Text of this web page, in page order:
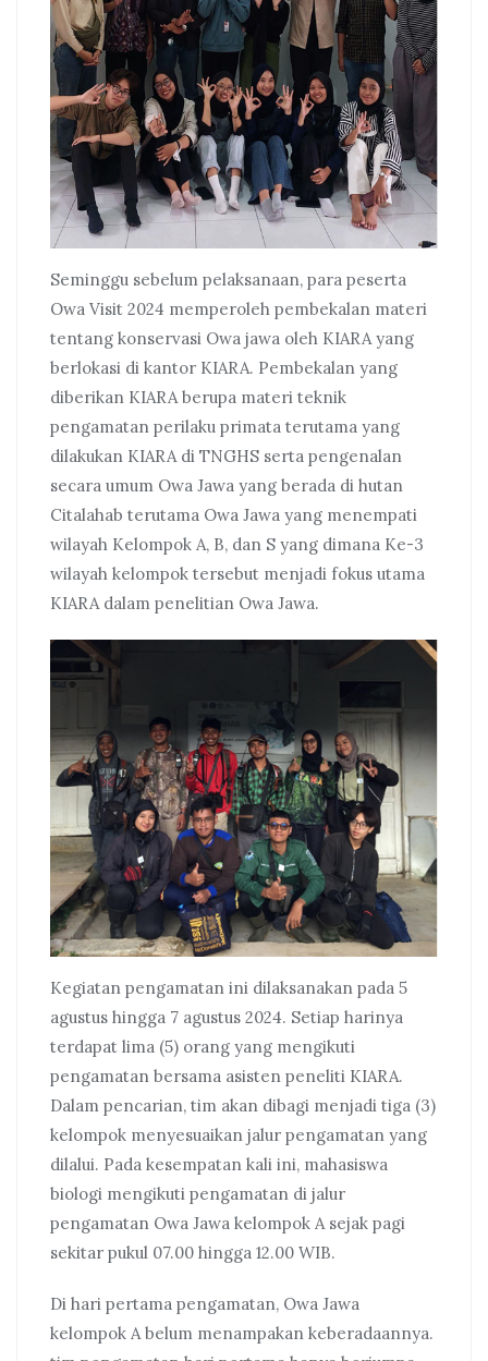
Seminggu sebelum pelaksanaan, para peserta
Owa Visit 2024 memperoleh pembekalan materi
tentang konservasi Owa jawa oleh KIARA yang
berlokasi di kantor KIARA. Pembekalan yang
diberikan KIARA berupa materi teknik
pengamatan perilaku primata terutama yang
dilakukan KIARA di TNGHS serta pengenalan
secara umum Owa Jawa yang berada di hutan
Citalahab terutama Owa Jawa yang menempati
wilayah Kelompok A, B, dan S yang dimana Ke-3
wilayah kelompok tersebut menjadi fokus utama
KIARA dalam penelitian Owa Jawa.
Kegiatan pengamatan ini dilaksanakan pada 5
agustus hingga 7 agustus 2024. Setiap harinya
terdapat lima (5) orang yang mengikuti
pengamatan bersama asisten peneliti KIARA.
Dalam pencarian, tim akan dibagi menjadi tiga (3)
kelompok menyesuaikan jalur pengamatan yang
dilalui. Pada kesempatan kali ini, mahasiswa
biologi mengikuti pengamatan di jalur
pengamatan Owa Jawa kelompok A sejak pagi
sekitar pukul 07.00 hingga 12.00 WIB.
Di hari pertama pengamatan, Owa Jawa
kelompok A belum menampakan keberadaannya.